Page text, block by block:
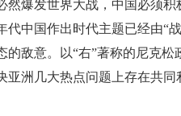
然爆发世界大战，中国必须
代中国作出时代主题已经由“
的敌意。以“右”著称的尼克
亚洲几大热点问题上存在共